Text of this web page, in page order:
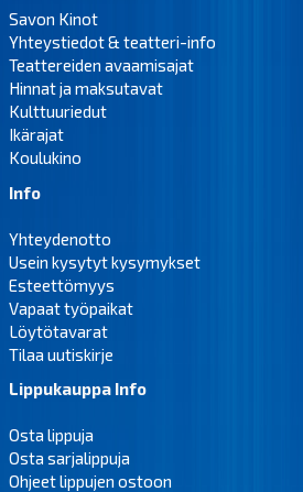
Savon Kinot
Yhteystiedot & teatteri-info
Teattereiden avaamisajat
Hinnat ja maksutavat
Kulttuuriedut
Ikärajat
Koulukino
Info
Yhteydenotto
Usein kysytyt kysymykset
Esteettömyys
Vapaat työpaikat
Löytötavarat
Tilaa uutiskirje
Lippukauppa Info
Osta lippuja
Osta sarjalippuja
Ohjeet lippujen ostoon